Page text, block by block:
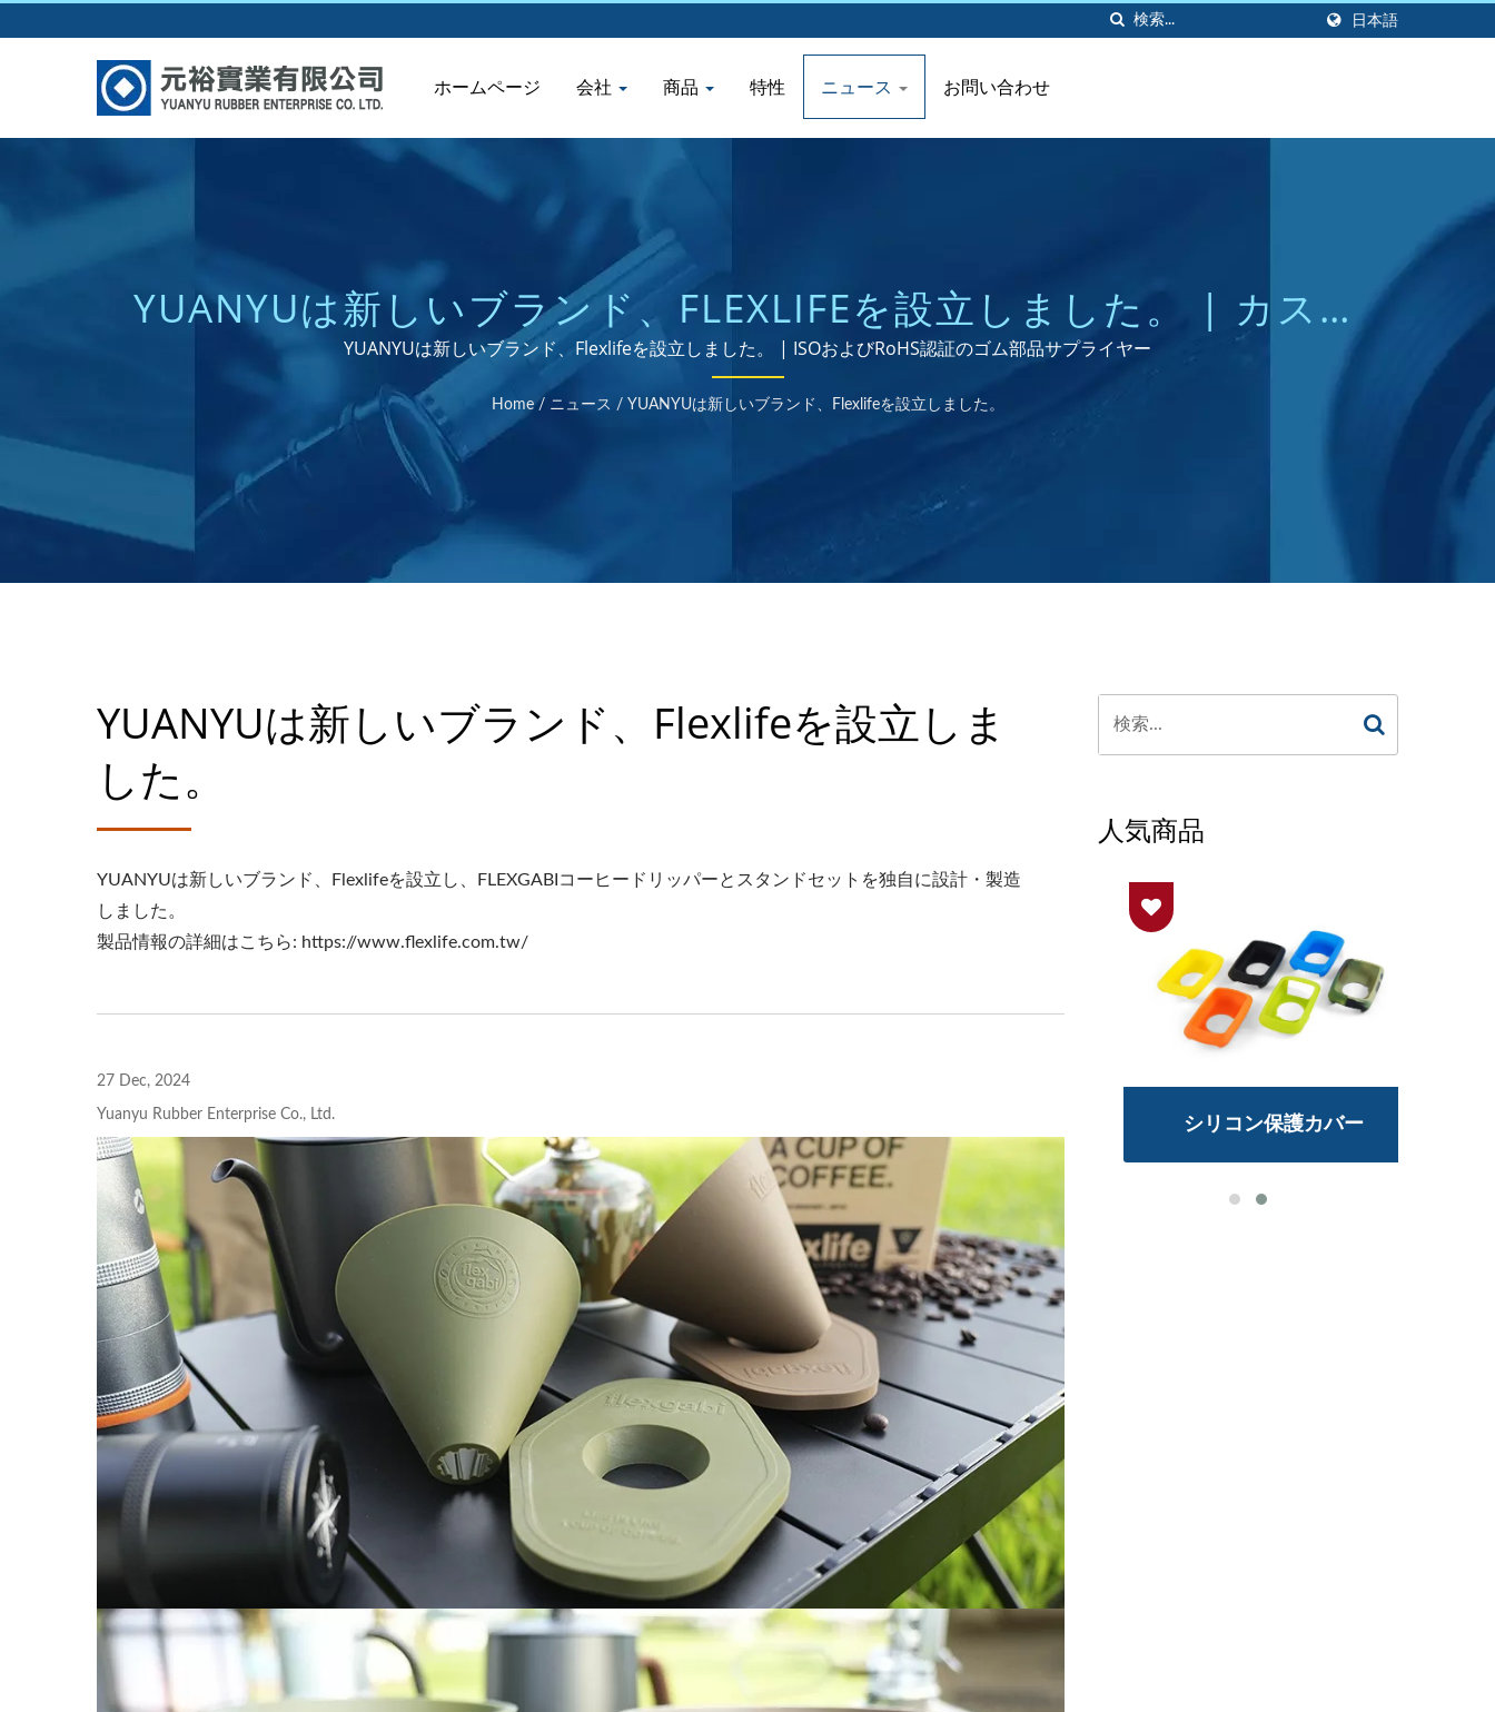
日本語
ホームページ 会社 商品 特性 ニュース お問い合わせ
YUANYUは新しいブランド、FLEXLIFEを設立しました。 | カスタ
ムゴム製品メーカーとしての40年以上の専門知識
YUANYUは新しいブランド、Flexlifeを設立しました。 | ISOおよびRoHS認証のゴム部品サプライヤー
Home / ニュース / YUANYUは新しいブランド、Flexlifeを設立しました。
YUANYUは新しいブランド、Flexlifeを設立しま
した。
YUANYUは新しいブランド、Flexlifeを設立し、FLEXGABIコーヒードリッパーとスタンドセットを独自に設計・製造
しました。
製品情報の詳細はこちら: https://www.flexlife.com.tw/
27 Dec, 2024
Yuanyu Rubber Enterprise Co., Ltd.
人気商品
スマートウォッチバンド シリコン保護カバー